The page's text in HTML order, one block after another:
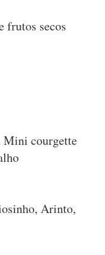
frutos secos
Mini courgette
Arinto,